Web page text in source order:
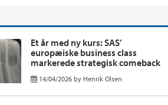
Et år med ny kurs: SAS’
europæiske business class
markerede strategisk comeback
14/04/2026 by Henrik Olsen